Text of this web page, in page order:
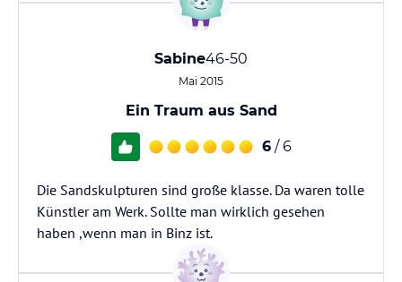
Sabine46-50
Mai 2015
Ein Traum aus Sand
6 / 6
Die Sandskulpturen sind große klasse. Da waren tolle
Künstler am Werk. Sollte man wirklich gesehen
haben ,wenn man in Binz ist.